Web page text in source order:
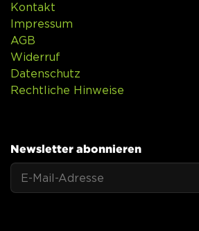
Kontakt
Impressum
AGB
Widerruf
Datenschutz
Rechtliche Hinweise
Newsletter abonnieren